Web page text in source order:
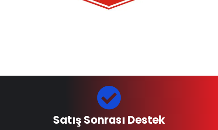
Satış Sonrası Destek